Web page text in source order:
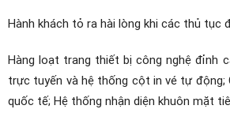
Hành khách tỏ ra hài lòng khi các thủ tục
Hàng loạt trang thiết bị công nghệ đỉnh
trực tuyến và hệ thống cột in vé tự
quốc tế; Hệ thống nhận diện khuôn mặt